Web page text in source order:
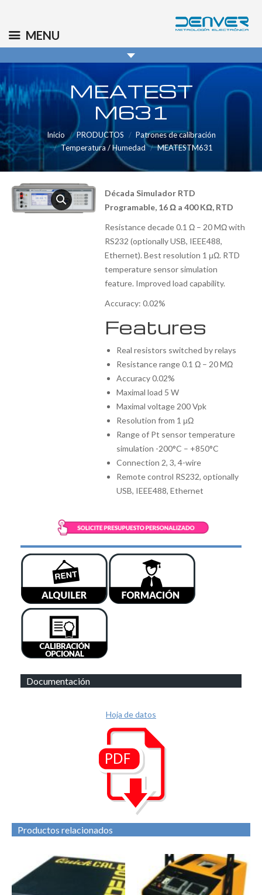
info@denver.es
MEATEST
M631
Inicio PRODUCTOS
Patrones de calibración
Temperatura / Humedad
MEATESTM631
Década Simulador RTD
Programable, 16 Ω a 400 KΩ, RTD
Resistance decade 0.1 Ω – 20 MΩ with
RS232 (optionally USB, IEEE488,
Ethernet). Best resolution 1 μΩ. RTD
temperature sensor simulation
feature. Improved load capability.
Accuracy: 0.02%
Features
Real resistors switched by relays
Resistance range 0.1 Ω – 20 MΩ
Accuracy 0.02%
Maximal load 5 W
Maximal voltage 200 Vpk
Resolution from 1 μΩ
Range of Pt sensor temperature
simulation -200°C – +850°C
Connection 2, 3, 4-wire
Remote control RS232, optionally
USB, IEEE488, Ethernet
Documentación
Hoja de datos
Productos relacionados
MENU